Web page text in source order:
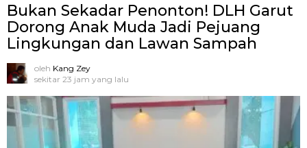
Bukan Sekadar Penonton! DLH Garut
Dorong Anak Muda Jadi Pejuang
Lingkungan dan Lawan Sampah
oleh Kang Zey
sekitar 23 jam yang lalu